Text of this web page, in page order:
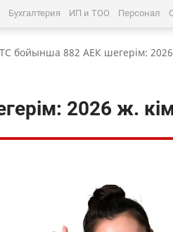
Бухгалтерия ИП и ТОО Персонал
бойынша 882 АЕК шегерім: 2026
2026 ж.